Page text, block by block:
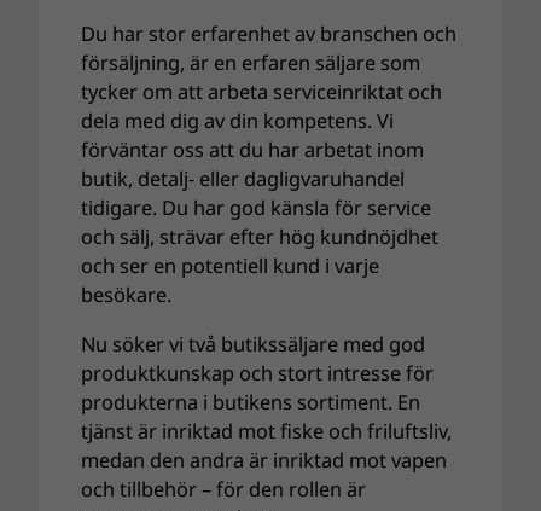
Du har stor erfarenhet av branschen och
försäljning, är en erfaren säljare som
tycker om att arbeta serviceinriktat och
dela med dig av din kompetens. Vi
förväntar oss att du har arbetat inom
butik, detalj- eller dagligvaruhandel
tidigare. Du har god känsla för service
och sälj, strävar efter hög kundnöjdhet
och ser en potentiell kund i varje
besökare.
Nu söker vi två butikssäljare med god
produktkunskap och stort intresse för
produkterna i butikens sortiment. En
tjänst är inriktad mot fiske och friluftsliv,
medan den andra är inriktad mot vapen
och tillbehör – för den rollen är